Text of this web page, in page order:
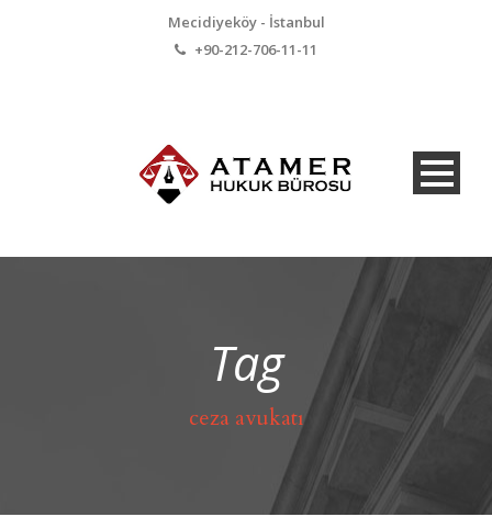
Mecidiyeköy - İstanbul
+90-212-706-11-11
Tag
ceza avukatı